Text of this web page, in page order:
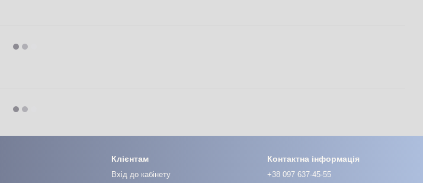
Клієнтам
Вхід до кабінету
Контактна інформація
+38 097 637-45-55